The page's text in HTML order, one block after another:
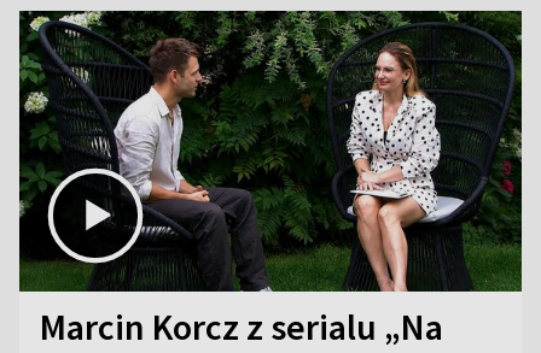
Marcin Korcz z serialu „Na